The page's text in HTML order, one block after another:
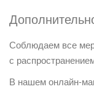
Соблюдаем все
с
В нашем онлайн-